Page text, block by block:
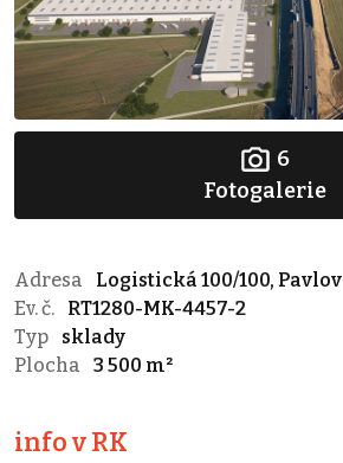
6
Fotogalerie
Adresa
Logistická 100/100, Pavlov
Ev. č.
RT1280-MK-4457-2
Typ
sklady
Plocha
3 500 m²
info v RK